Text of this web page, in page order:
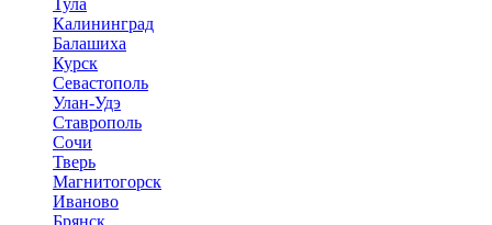
Калининград
Балашиха
Курск
Севастополь
Улан-Удэ
Ставрополь
Сочи
Тверь
Магнитогорск
Иваново
Брянск